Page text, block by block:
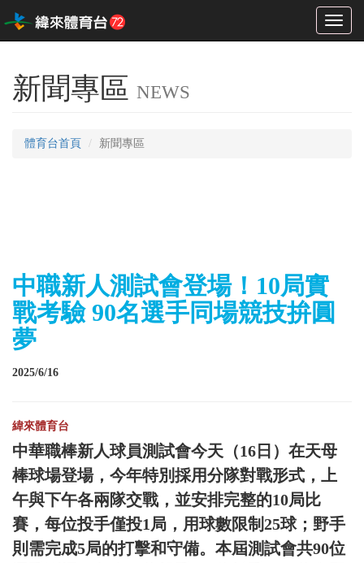
Toggle
新聞專區 NEWS
體育台首頁 新聞專區
中職新人測試會登場！10局實
戰考驗 90名選手同場競技拚圓
夢
2025/6/16
緯來體育台
中華職棒新人球員測試會今天（16日）在天母
棒球場登場，今年特別採用分隊對戰形式，上
午與下午各兩隊交戰，並安排完整的10局比
賽，每位投手僅投1局，用球數限制25球；野手
則需完成5局的打擊和守備。本屆測試會共90位